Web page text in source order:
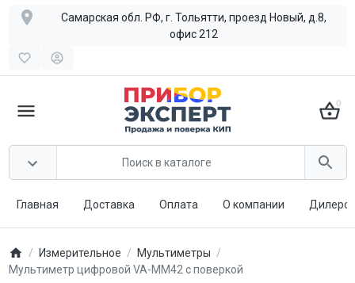
Самарская обл. РФ, г. Тольятти, проезд Новый, д.8,
офис 212
0
Главная Доставка Оплата О компании
Измерительное
Мультиметры
Мультиметр цифровой VA-MM42 с поверкой